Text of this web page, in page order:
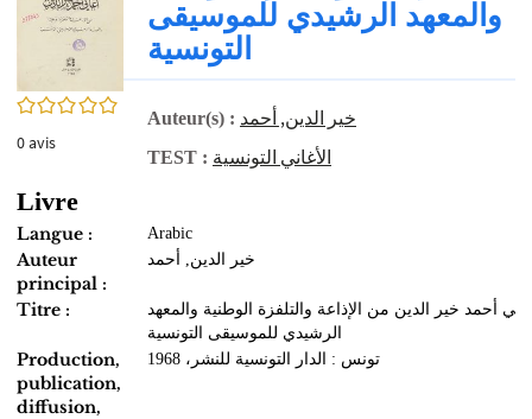
0/5
0avis
والمعهد الرشيدي للموسيقى
التونسية
Auteur(s) : خير الدين, أحمد
TEST : الأغاني التونسية
Livre
Langue : Arabic
Auteur
principal :
خير الدين, أحمد
Titre :
أحمد خير الدين من الإذاعة والتلفزة الوطنية والمعهد
الرشيدي للموسيقى التونسية
Production,
publication,
diffusion,
تونس : الدار التونسية للنشر، 1968